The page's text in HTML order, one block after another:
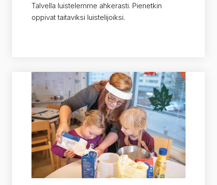
Talvella luistelemme ahkerasti. Pienetkin
oppivat taitaviksi luistelijoiksi.